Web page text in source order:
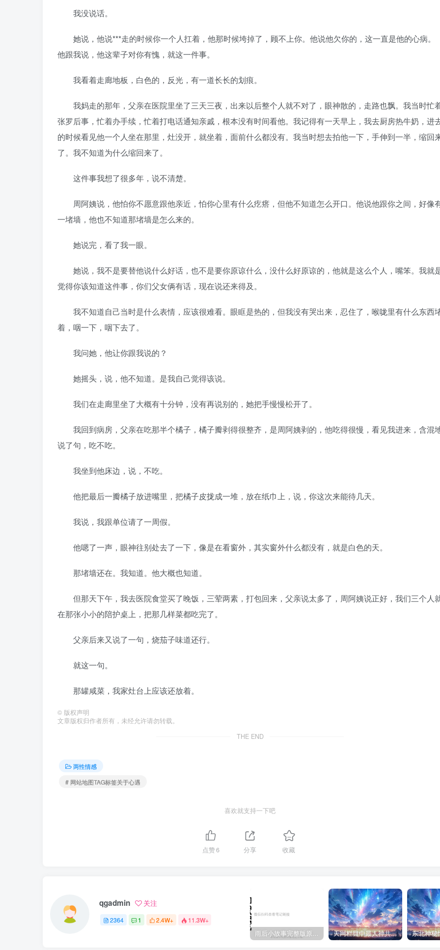
我没说话。
她说，他说***走的时候你一个人扛着，他那时候垮掉了，顾不上你。他说他欠你的，这一直是他的心病。
他跟我说，他这辈子对你有愧，就这一件事。
我看着走廊地板，白色的，反光，有一道长长的划痕。
我妈走的那年，父亲在医院里坐了三天三夜，出来以后整个人就不对了，眼神散的，走路也飘。我当时忙
张罗后事，忙着办手续，忙着打电话通知亲戚，根本没有时间看他。我记得有一天早上，我去厨房热牛奶，进
的时候看见他一个人坐在那里，灶没开，就坐着，面前什么都没有。我当时想去拍他一下，手伸到一半，缩回
了。我不知道为什么缩回来了。
这件事我想了很多年，说不清楚。
周阿姨说，他怕你不愿意跟他亲近，怕你心里有什么疙瘩，但他不知道怎么开口。他说他跟你之间，好像
一堵墙，他也不知道那堵墙是怎么来的。
她说完，看了我一眼。
她说，我不是要替他说什么好话，也不是要你原谅什么，没什么好原谅的，他就是这么个人，嘴笨。我就
觉得你该知道这件事，你们父女俩有话，现在说还来得及。
我不知道自己当时是什么表情，应该很难看。眼眶是热的，但我没有哭出来，忍住了，喉咙里有什么东西
着，咽一下，咽下去了。
我问她，他让你跟我说的？
她摇头，说，他不知道。是我自己觉得该说。
我们在走廊里坐了大概有十分钟，没有再说别的，她把手慢慢松开了。
我回到病房，父亲在吃那半个橘子，橘子瓣剥得很整齐，是周阿姨剥的，他吃得很慢，看见我进来，含混
说了句，吃不吃。
我坐到他床边，说，不吃。
他把最后一瓣橘子放进嘴里，把橘子皮拢成一堆，放在纸巾上，说，你这次来能待几天。
我说，我跟单位请了一周假。
他嗯了一声，眼神往别处去了一下，像是在看窗外，其实窗外什么都没有，就是白色的天。
那堵墙还在。我知道。他大概也知道。
但那天下午，我去医院食堂买了晚饭，三荤两素，打包回来，父亲说太多了，周阿姨说正好，我们三个人
在那张小小的陪护桌上，把那几样菜都吃完了。
父亲后来又说了一句，烧茄子味道还行。
就这一句。
那罐咸菜，我家灶台上应该还放着。
© 版权声明
文章版权归作者所有，未经允许请勿转载。
THE END
两性情感
# 网站地图TAG标签关于心遇
喜欢就支持一下吧
点赞6 分享 收藏
qgadmin 关注
2364 1 2.4W+ 11.3W+
雨后小故事完整版原片动态图（图+文字解说版） 天网栏目中最人神共愤的一期《消失的夫妻》